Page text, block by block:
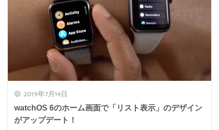
2019年7月14日
watchOS 6のホーム画面で「リスト表示」のデザイン
がアップデート！